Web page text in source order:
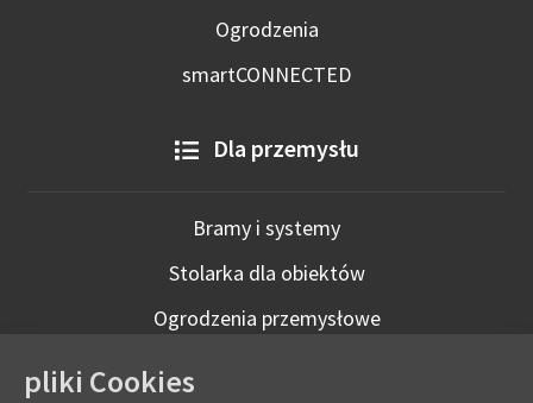
Ogrodzenia
smartCONNECTED
Dla przemysłu
Bramy i systemy
Stolarka dla obiektów
Ogrodzenia przemysłowe
pliki Cookies